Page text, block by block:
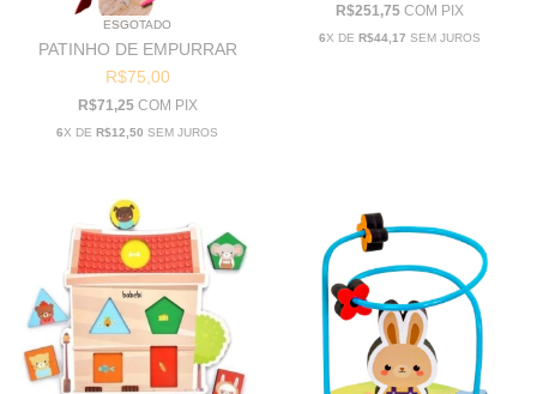
ESGOTADO
PATINHO DE EMPURRAR
R$75,00
R$71,25 COM PIX
6X DE R$12,50 SEM JUROS
R$251,75 COM PIX
6X DE R$44,17 SEM JUROS